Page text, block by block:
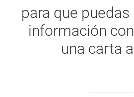
para que
información
una carta